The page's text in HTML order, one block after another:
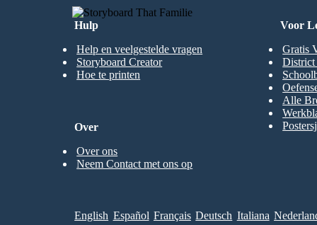
Hulp
Help en veelgestelde vragen
Storyboard Creator
Hoe te printen
Voor
Gratis
District
Alle
Over
Over ons
Neem Contact met ons op
English Español Français Deutsch Italiana